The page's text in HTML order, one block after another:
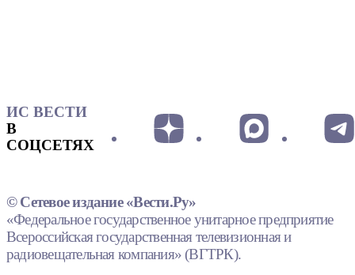
ИС ВЕСТИ
В
СОЦСЕТЯХ
© Сетевое издание «Вести.Ру»
«Федеральное государственное унитарное предприятие
Всероссийская государственная телевизионная и
радиовещательная компания» (ВГТРК).